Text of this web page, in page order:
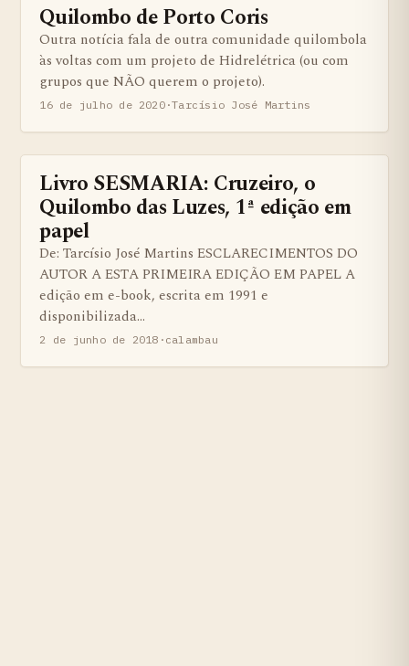
BENS QUILOMBOLAS MATERIAS E IMATERIAIS
Quilombo de Porto Coris
Outra notícia fala de outra comunidade quilombola
às voltas com um projeto de Hidrelétrica (ou com
grupos que NÃO querem o projeto).
16 de julho de 2020·Tarcísio José Martins
BENS QUILOMBOLAS MATERIAS E IMATERIAIS
Livro SESMARIA: Cruzeiro, o
Quilombo das Luzes, 1ª edição em
papel
De: Tarcísio José Martins ESCLARECIMENTOS DO
AUTOR A ESTA PRIMEIRA EDIÇÃO EM PAPEL A
edição em e-book, escrita em 1991 e
disponibilizada…
2 de junho de 2018 · calambau